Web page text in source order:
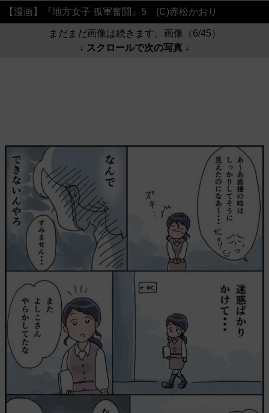
【漫画】『地方女子 孤軍奮闘』5 (C)赤松かおり
まだまだ画像は続きます。画像（6/45）
↓ スクロールで次の写真 ↓